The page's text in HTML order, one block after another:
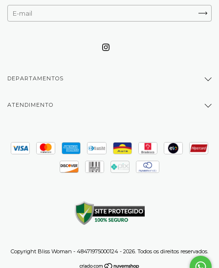
DEPARTAMENTOS
ATENDIMENTO
Copyright Bliss Woman - 48471975000124 - 2026. Todos os direitos reservados.